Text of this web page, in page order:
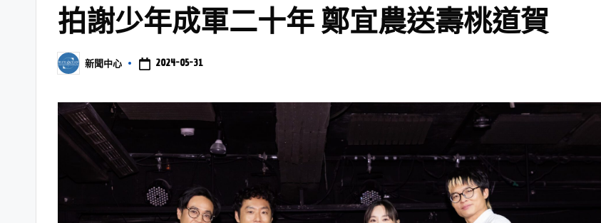
拍謝少年成軍二十年 鄭宜農送壽桃道賀
新聞中心 2024-05-31